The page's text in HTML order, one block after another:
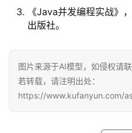
《Java并发编程实战》
出版社。
图片来源于AI模型，如侵权请
若转载，请注明出处：
https://www.kufanyun.com/